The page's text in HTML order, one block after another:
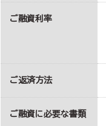
ご融資利率
ご返済方法
ご融資に必要な書類